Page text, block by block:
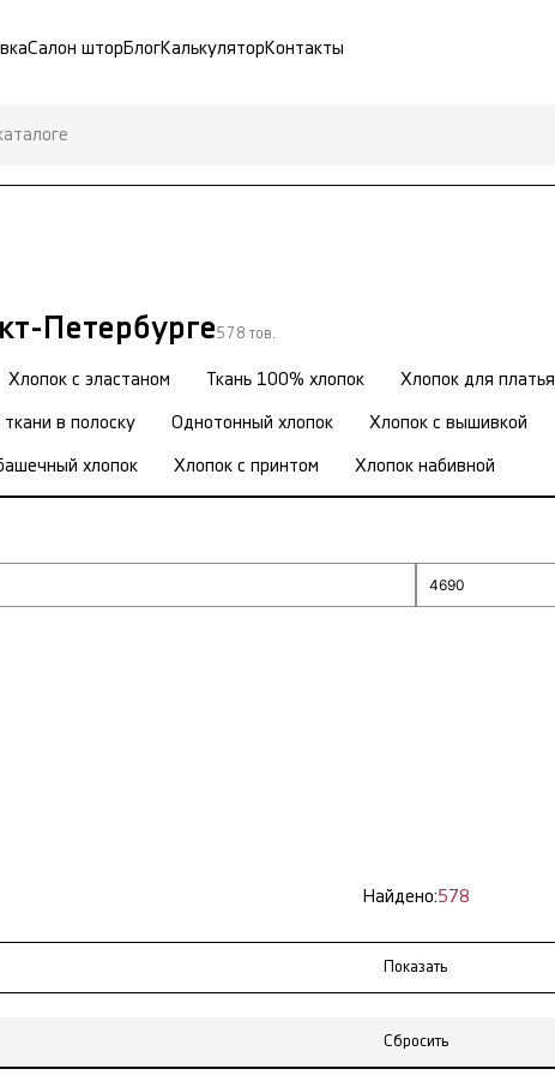
Салон штор БлогКалькулятор Контакты
Петербурге578 тов.
Хлопок с эластаном Ткань 100% хлопок Хлопок для платья
в полоску Однотонный хлопок Хлопок с вышивкой
хлопок Хлопок с принтом Хлопок набивной
Найдено:578
Сбросить